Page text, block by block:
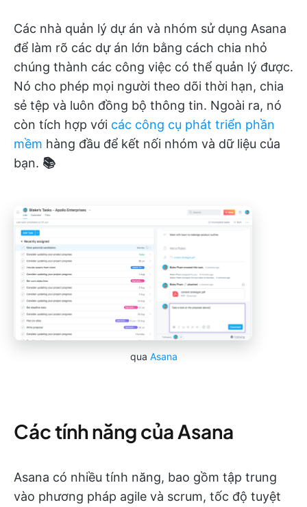
Các nhà quản lý dự án và nhóm sử dụng Asana
để làm rõ các dự án lớn bằng cách chia nhỏ
chúng thành các công việc có thể quản lý được.
Nó cho phép mọi người theo dõi thời hạn, chia
sẻ tệp và luôn đồng bộ thông tin. Ngoài ra, nó
còn tích hợp với các công cụ phát triển phần
mềm hàng đầu để kết nối nhóm và dữ liệu của
bạn. 📚
qua Asana
Các tính năng của Asana
Asana có nhiều tính năng, bao gồm tập trung
vào phương pháp agile và scrum, tốc độ tuyệt